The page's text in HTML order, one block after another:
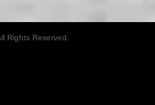
Rights Reserved.